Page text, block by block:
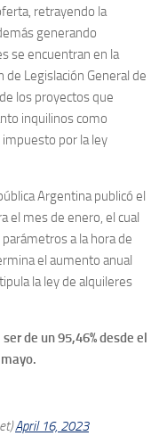
retrayendo la
generando
se encuentran en la
de Legislación General de
los proyectos que
inquilinos como
por la ley
Argentina publicó el
el mes de enero, el cual
a la hora de
el aumento anual
la ley de alquileres
de un 95,46% desde el
April 16, 2023